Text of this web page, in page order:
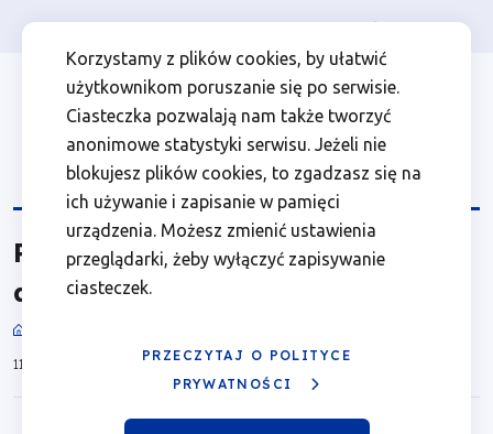
Korzystamy z plików cookies, by ułatwić
użytkownikom poruszanie się po serwisie.
Ciasteczka pozwalają nam także tworzyć
anonimowe statystyki serwisu. Jeżeli nie
blokujesz plików cookies, to zgadzasz się na
ich używanie i zapisanie w pamięci
urządzenia. Możesz zmienić ustawienia
przeglądarki, żeby wyłączyć zapisywanie
ciasteczek.
PRZECZYTAJ O POLITYCE
PRYWATNOŚCI
Program
Fundusze
Europejskie
dla
Wielkopolski
2021-
2027
Przejdź
głównej
nawigacji
Przejdź
wyszukiwarki
Przejdź
zawartości
strony
Przejdź
stopki
Menu
Header
Top
Osoba prywatna Firma
Menu
top
left
Program Fundusze Europejskie
dla Wielkopolski 2021-2027
Ścieżka
11.03.2026